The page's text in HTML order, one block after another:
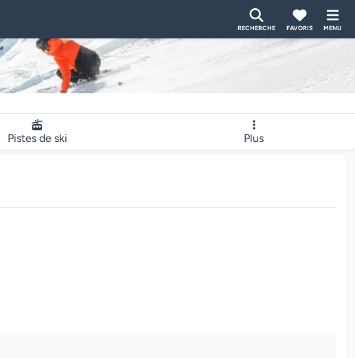
RECHERCHE FAVORIS MENU
Pistes de ski Plus